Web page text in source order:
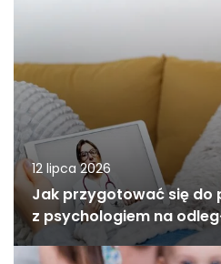
12 lipca 2026
Jak przygotować się do
z psychologiem na